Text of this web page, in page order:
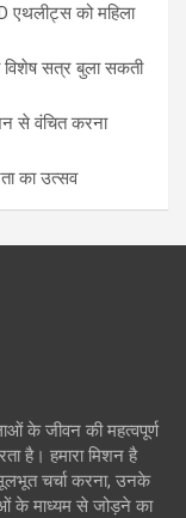
एथलीट्स को महिला
सत्र बुला सकती
से वंचित करना
का उत्सव
के जीवन की महत्वपूर्ण
है। हमारा मिशन है
चर्चा करना, उनके
के माध्यम से जोड़ने का